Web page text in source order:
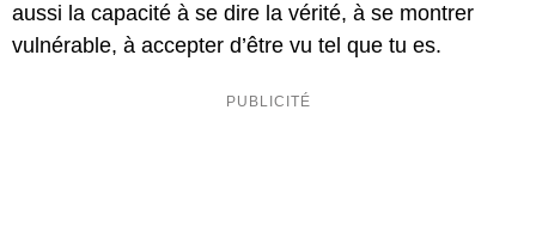
aussi la capacité à se dire la vérité, à se montrer
vulnérable, à accepter d’être vu tel que tu es.